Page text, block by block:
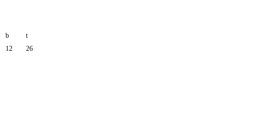
b
t
12 26